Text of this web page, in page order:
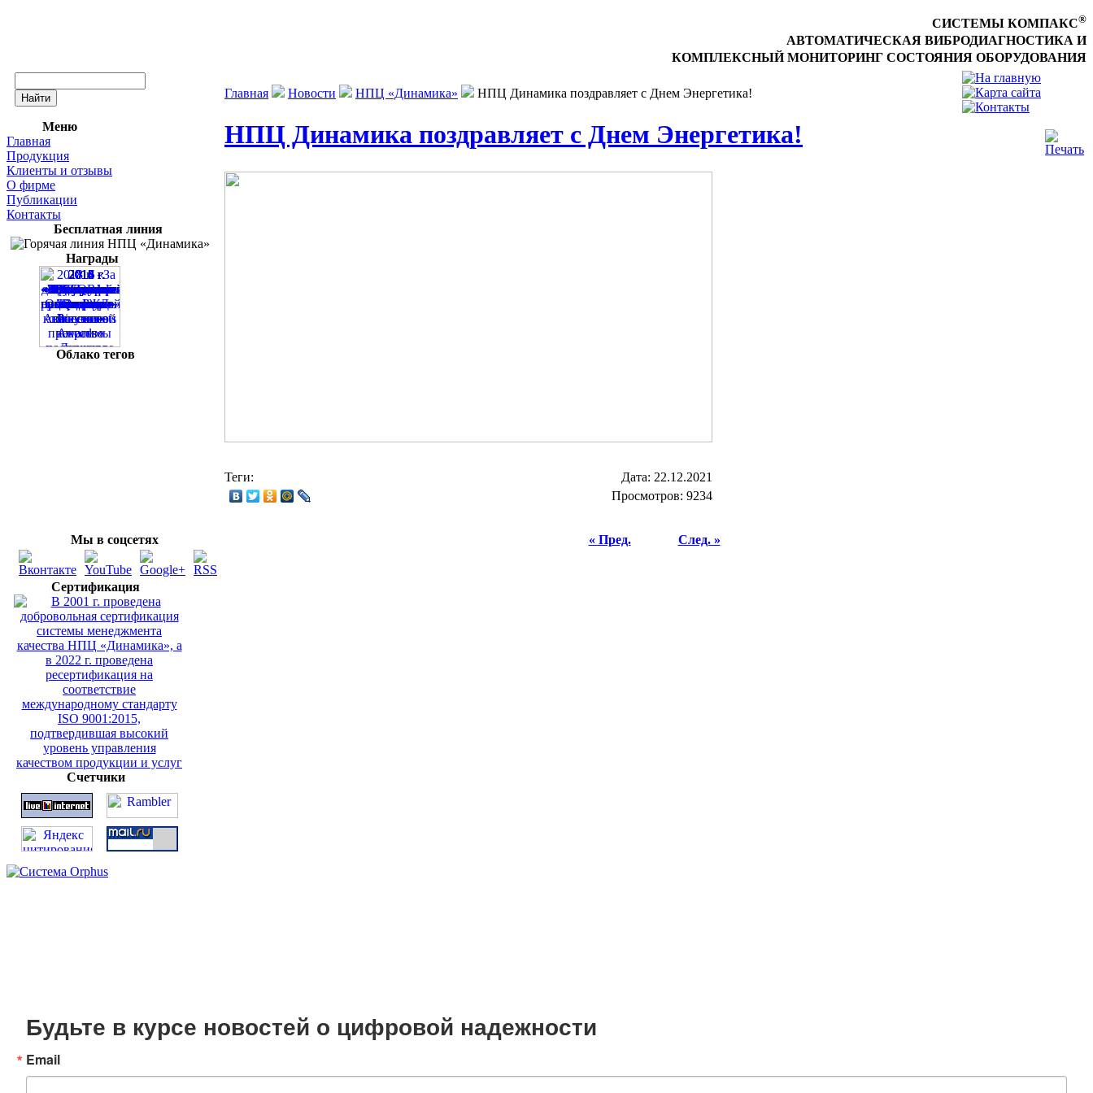
СИСТЕМЫ КОМПАКС®
АВТОМАТИЧЕСКАЯ ВИБРОДИАГНОСТИКА И
КОМПЛЕКСНЫЙ МОНИТОРИНГ СОСТОЯНИЯ ОБОРУДОВАНИЯ
Меню
Главная
Продукция
Клиенты и отзывы
О фирме
Публикации
Контакты
Бесплатная линия
Награды
Облако тегов
Мы в соцсетях
Сертификация
Счетчики
Главная Новости НПЦ «Динамика» НПЦ Динамика поздравляет с Днем Энергетика!
НПЦ Динамика поздравляет с Днем Энергетика!
Теги: Дата: 22.12.2021
Просмотров: 9234
« Пред. След. »
Будьте в курсе новостей о цифровой надежности
Email